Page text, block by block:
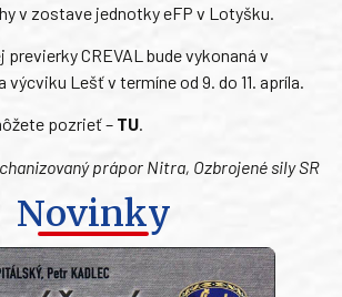
v zostave jednotky eFP v Lotyšku.
previerky CREVAL bude vykonaná v
Lešť v termíne od 9. do 11. apríla.
pozrieť – TU.
prápor Nitra, Ozbrojené sily SR
Novinky